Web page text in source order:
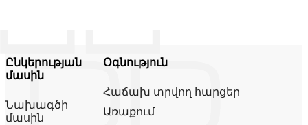
Ընկերության
մասին
Նախագծի
մասին
Օգնություն
Հաճախ տրվող հարցեր
Առաքում